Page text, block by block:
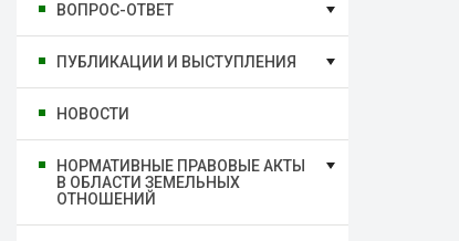
ВОПРОС-ОТВЕТ
ПУБЛИКАЦИИ И ВЫСТУПЛЕНИЯ
НОВОСТИ
НОРМАТИВНЫЕ ПРАВОВЫЕ АКТЫ
В ОБЛАСТИ ЗЕМЕЛЬНЫХ
ОТНОШЕНИЙ